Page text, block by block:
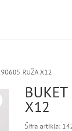
RUŽA X12
X12
Šifra artikla: